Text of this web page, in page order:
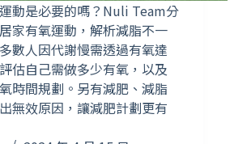
動是必要的嗎？Nuli Team分
家有氧運動，解析減脂不一
數人因代謝慢需透過有氧達
估自己需做多少有氧，以及
時間規劃。另有減肥、減脂
無效原因，讓減肥計劃更有